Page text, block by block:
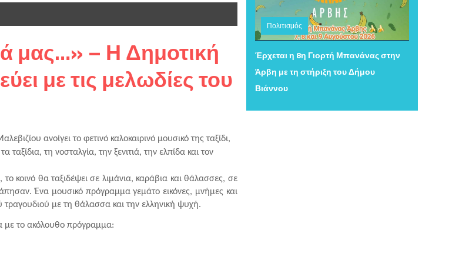
μας…» – Η Δημοτική
με τις μελωδίες του
ανοίγει το φετινό καλοκαιρινό μουσικό της ταξίδι,
τη νοσταλγία, την ξενιτιά, την ελπίδα και τον
θα ταξιδέψει σε λιμάνια, καράβια και θάλασσες, σε
Ένα μουσικό πρόγραμμα γεμάτο εικόνες, μνήμες και
τραγουδιού με τη θάλασσα και την ελληνική ψυχή.
με το ακόλουθο πρόγραμμα:
Πολιτισμός
Τετάρτη 05 Αυγούστου 2026 15:34
Έρχεται η 8η Γιορτή Μπανάνας στην
Άρβη με τη στήριξη του Δήμου
Βιάννου